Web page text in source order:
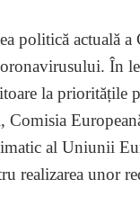
politică actuală
În
la
Comisia
al Uniunii
realizarea unor